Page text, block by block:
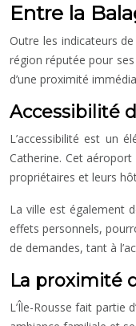
Entre la
Outre les indicateurs
région réputée pour
d’une proximité
Accessibilité
L’accessibilité est un
Catherine. Cet
propriétaires et leurs
La ville est également
effets personnels,
de demandes, tant à
La proximité
L’Île-Rousse fait partie